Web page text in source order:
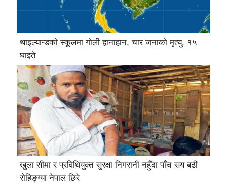
थाइल्यान्डको स्कूलमा गोली हानाहान, चार जनाको मृत्यु, १५
घाइते
खुला सीमा र प्रविधियुक्त सुरक्षा निगरानी नहुँदा पाँच सय बढी
रोहिङ्ग्या नेपाल छिरे